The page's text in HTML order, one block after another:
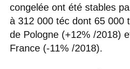
congelée ont été stables
à 312 000 téc dont 65 000
de Pologne (+12% /2018)
France (-11% /2018).